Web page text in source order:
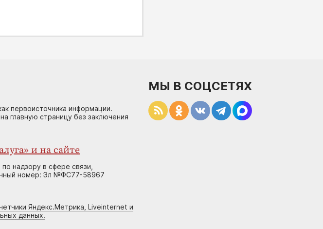
первоисточника информации.
главную страницу без заключения
и на сайте
надзору в сфере связи,
номер: Эл №ФС77-58967
Яндекс.Метрика, Liveinternet и
данных.
МЫ В СОЦСЕТЯХ